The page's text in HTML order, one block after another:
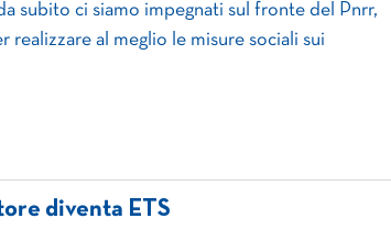
subito ci siamo impegnati sul fronte del Pnrr,
al meglio le misure sociali sui
diventa ETS